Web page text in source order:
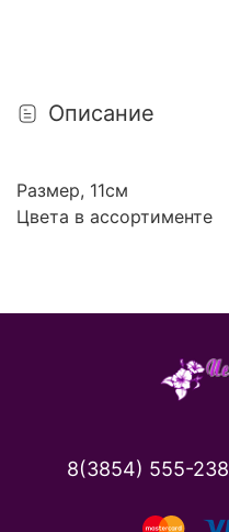
Описание
Размер, 11см
Цвета в ассортименте
8(3854) 555-238